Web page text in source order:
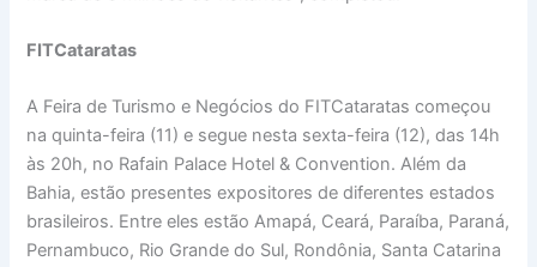
FITCataratas
A Feira de Turismo e Negócios do FITCataratas começou
na quinta-feira (11) e segue nesta sexta-feira (12), das 14h
às 20h, no Rafain Palace Hotel & Convention. Além da
Bahia, estão presentes expositores de diferentes estados
brasileiros. Entre eles estão Amapá, Ceará, Paraíba, Paraná,
Pernambuco, Rio Grande do Sul, Rondônia, Santa Catarina